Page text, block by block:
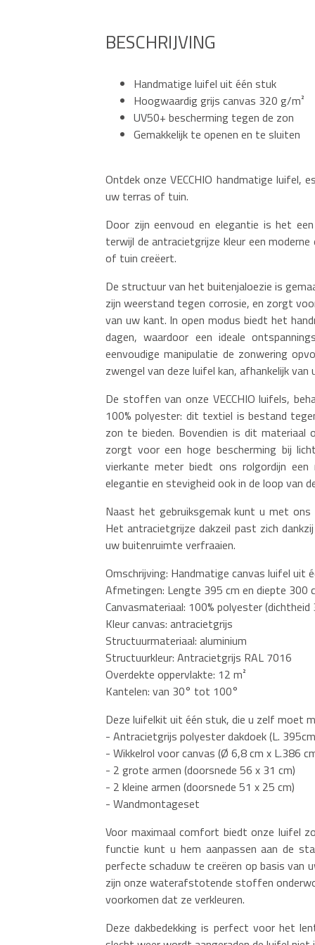
BESCHRIJVING
Handmatige luifel uit één stuk
Hoogwaardig grijs canvas 320 g/m²
UV50+ bescherming tegen de zon
Gemakkelijk te openen en te sluiten
Ontdek onze VECCHIO handmatige luifel,
uw terras of tuin.
Door zijn eenvoud en elegantie is het
terwijl de antracietgrijze kleur een
of tuin creëert.
De structuur van het buitenjaloezie is
zijn weerstand tegen corrosie, en zorgt
van uw kant. In open modus biedt het
dagen, waardoor een ideale
eenvoudige manipulatie de zonwering
zwengel van deze luifel kan, afhankelijk
De stoffen van onze VECCHIO luifels,
100% polyester: dit textiel is bestand
zon te bieden. Bovendien is dit
zorgt voor een hoge bescherming bij
vierkante meter biedt ons rolgordijn
elegantie en stevigheid ook in de loop van
Naast het gebruiksgemak kunt u met ons
Het antracietgrijze dakzeil past zich
uw buitenruimte verfraaien.
Omschrijving: Handmatige canvas luifel uit
Afmetingen: Lengte 395 cm en diepte 300
Canvasmateriaal: 100% polyester (dichtheid
Kleur canvas: antracietgrijs
Structuurmateriaal: aluminium
Structuurkleur: Antracietgrijs RAL 7016
Overdekte oppervlakte: 12 m²
Kantelen: van 30° tot 100°
Deze luifelkit uit één stuk, die u zelf moet
- Antracietgrijs polyester dakdoek (L.
- Wikkelrol voor canvas (Ø 6,8 cm x L.386
- 2 grote armen (doorsnede 56 x 31 cm)
- 2 kleine armen (doorsnede 51 x 25 cm)
- Wandmontageset
Voor maximaal comfort biedt onze luifel
functie kunt u hem aanpassen aan de
perfecte schaduw te creëren op basis van
zijn onze waterafstotende stoffen
voorkomen dat ze verkleuren.
Deze dakbedekking is perfect voor het